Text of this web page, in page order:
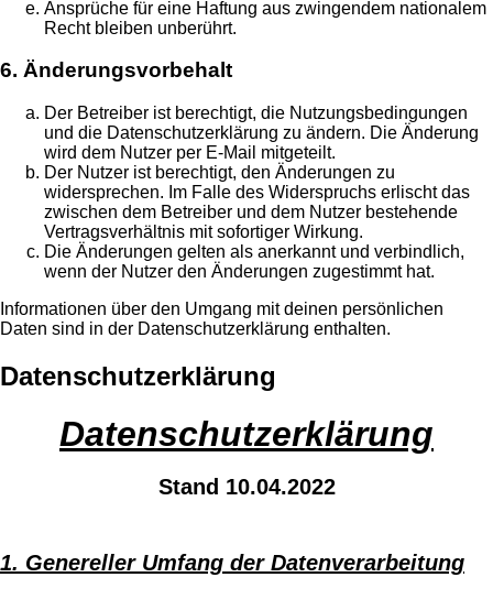
Ansprüche für eine Haftung aus zwingendem nationalem
Recht bleiben unberührt.
6. Änderungsvorbehalt
Der Betreiber ist berechtigt, die Nutzungsbedingungen
und die Datenschutzerklärung zu ändern. Die Änderung
wird dem Nutzer per E-Mail mitgeteilt.
Der Nutzer ist berechtigt, den Änderungen zu
widersprechen. Im Falle des Widerspruchs erlischt das
zwischen dem Betreiber und dem Nutzer bestehende
Vertragsverhältnis mit sofortiger Wirkung.
Die Änderungen gelten als anerkannt und verbindlich,
wenn der Nutzer den Änderungen zugestimmt hat.
Informationen über den Umgang mit deinen persönlichen
Daten sind in der Datenschutzerklärung enthalten.
Datenschutzerklärung
Datenschutzerklärung
Stand 10.04.2022
1. Genereller Umfang der Datenverarbeitung